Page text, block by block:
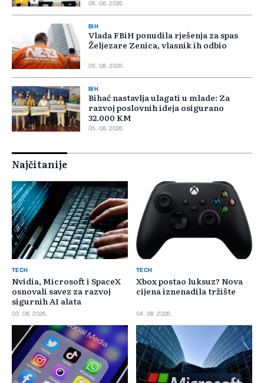
06. 08. 2026.
BIH
Vlada FBiH ponudila rješenja za spas
Željezare Zenica, vlasnik ih odbio
05. 08. 2026.
BIH
Bihać nastavlja ulagati u mlade: Za
razvoj poslovnih ideja osigurano
32.000 KM
05. 08. 2026.
Najčitanije
TECH
Nvidia, Microsoft i SpaceX
osnovali savez za razvoj
sigurnih AI alata
03. 08. 2026.
TECH
Xbox postao luksuz? Nova
cijena iznenadila tržište
04. 08. 2026.